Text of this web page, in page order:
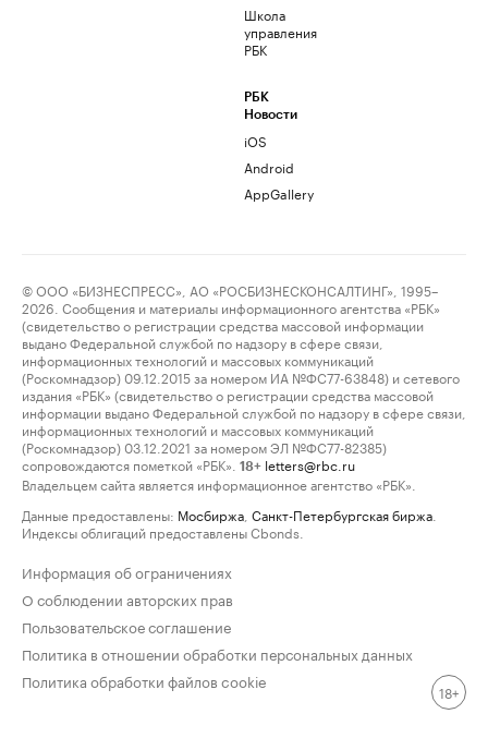
Школа
управления
РБК
РБК
Новости
iOS
Android
AppGallery
© ООО «БИЗНЕСПРЕСС», АО «РОСБИЗНЕСКОНСАЛТИНГ», 1995–
2026. Сообщения и материалы информационного агентства «РБК»
(свидетельство о регистрации средства массовой информации
выдано Федеральной службой по надзору в сфере связи,
информационных технологий и массовых коммуникаций
(Роскомнадзор) 09.12.2015 за номером ИА №ФС77-63848) и сетевого
издания «РБК» (свидетельство о регистрации средства массовой
информации выдано Федеральной службой по надзору в сфере связи,
информационных технологий и массовых коммуникаций
(Роскомнадзор) 03.12.2021 за номером ЭЛ №ФС77-82385)
сопровождаются пометкой «РБК».
18+ letters@rbc.ru
Владельцем сайта является информационное агентство «РБК».
Данные предоставлены: Мосбиржа Санкт-Петербургская биржа
Индексы облигаций предоставлены Cbonds.
Информация об ограничениях
О соблюдении авторских прав
Пользовательское соглашение
Политика в отношении обработки персональных данных
Политика обработки файлов cookie
18+